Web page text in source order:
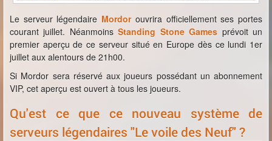
Le serveur légendaire Mordorouvrira officiellement ses portes
courant juillet. NéanmoinsStanding Stone Games prévoit un
premier aperçu de ce serveur situé en Europe dès ce lundi 1er
juillet aux alentours de 21h00.
Si Mordor sera réservé aux joueurs possédant un abonnement
VIP, cet aperçu est ouvert à tous les joueurs.
Qu'est ce que ce nouveau système de
serveurs légendaires "Le voile des Neuf" ?